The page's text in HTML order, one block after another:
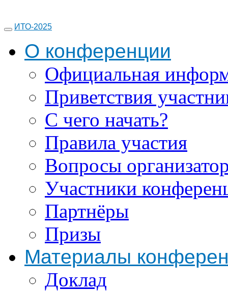
ИТО-2025
О конференции
Официальная
Приветствия
С чего начать?
Правила участия
Вопросы
Участники
Партнёры
Призы
Материалы
Доклад